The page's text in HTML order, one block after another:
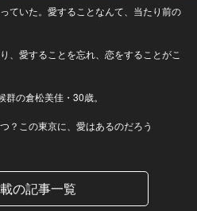
ていた。愛することなんて、当たり前の
、愛することを忘れ、恋をすることがこ
群の倉松美佳・30歳。
？この東京に、愛はあるのだろう
の記事一覧